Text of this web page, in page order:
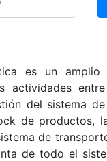
es un amplio
actividades
del sistema de
de productos,
de
de todo el